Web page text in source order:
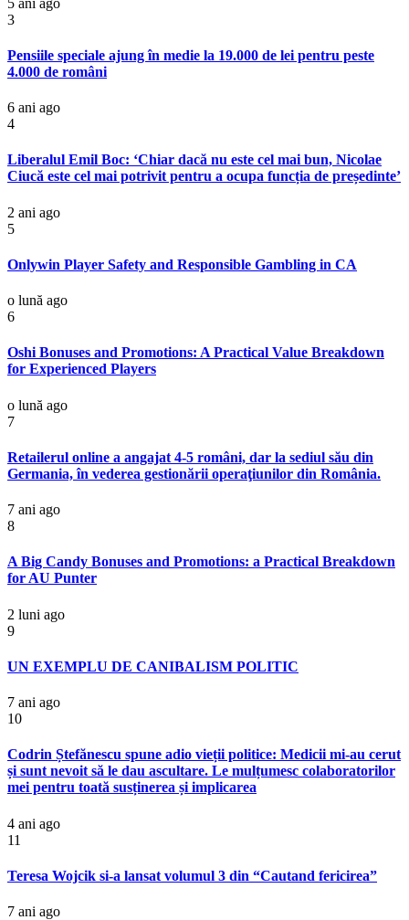
3
Pensiile speciale ajung în medie la 19.000 de lei pentru peste
4.000 de români
6 ani ago
4
Liberalul Emil Boc: ‘Chiar dacă nu este cel mai bun, Nicolae
Ciucă este cel mai potrivit pentru a ocupa funcția de președinte’
2 ani ago
5
Onlywin Player Safety and Responsible Gambling in CA
o lună ago
6
Oshi Bonuses and Promotions: A Practical Value Breakdown
for Experienced Players
o lună ago
7
Retailerul online a angajat 4-5 români, dar la sediul său din
Germania, în vederea gestionării operaţiunilor din România.
7 ani ago
8
A Big Candy Bonuses and Promotions: a Practical Breakdown
for AU Punter
2 luni ago
9
UN EXEMPLU DE CANIBALISM POLITIC
7 ani ago
10
Codrin Ștefănescu spune adio vieții politice: Medicii mi-au cerut
și sunt nevoit să le dau ascultare. Le mulțumesc colaboratorilor
mei pentru toată susținerea și implicarea
4 ani ago
11
Teresa Wojcik si-a lansat volumul 3 din “Cautand fericirea”
7 ani ago